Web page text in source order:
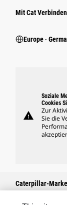
Mit Cat Verbinden
Europe ‧
warning
Soziale
Cookies
Zur
Sie die
Caterpillar-